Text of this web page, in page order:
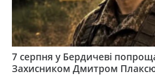
7 серпня у Бердичеві
Захисником Дмитром